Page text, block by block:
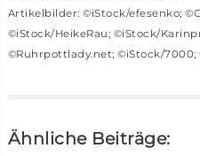
Artikelbilder: ©iStock/efesenko;
©iStock/HeikeRau; ©iStock/
©Ruhrpottlady.net; ©iStock/7000;
Ähnliche Beiträge: